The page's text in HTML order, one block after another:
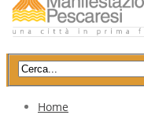
Home